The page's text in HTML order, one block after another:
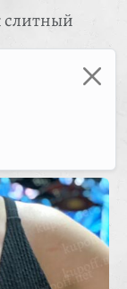
слитный